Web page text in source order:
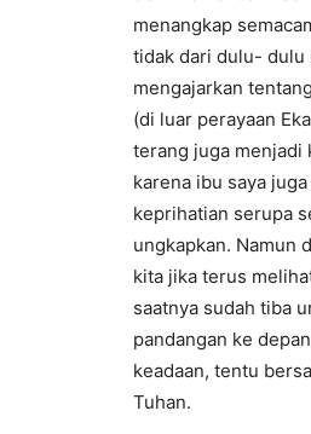
menangkap
tidak dari dulu- dulu
mengajarkan
(di luar perayaan
terang juga menjadi
karena ibu saya
keprihatian serupa
ungkapkan. Namun
kita jika terus
saatnya sudah tiba
pandangan ke
keadaan, tentu
Tuhan.